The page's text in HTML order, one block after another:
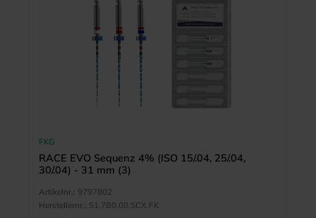
FKG
RACE EVO Sequenz 4% (ISO 15/.04, 25/.04,
30/.04) - 31 mm (3)
Artikelnr.: 9797802
Herstellernr.: S1.7B0.00.SCX.FK